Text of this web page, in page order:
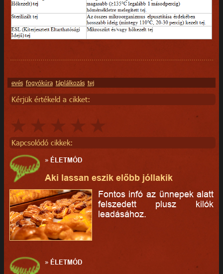
evés fogyókúra táplálkozás tej
Kérjük értékeld a cikket:
Kapcsolódó cikkek:
» ÉLETMÓD
Aki lassan eszik előbb jóllakik
Fontos infó az ünnepek alatt
felszedett plusz kilók
leadásához.
» ÉLETMÓD